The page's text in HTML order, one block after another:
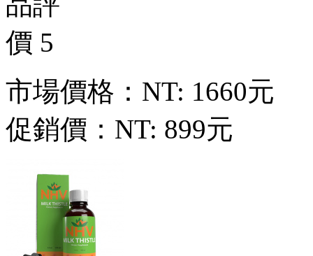
市場價格： NT: 1660元
促銷價： NT: 899元